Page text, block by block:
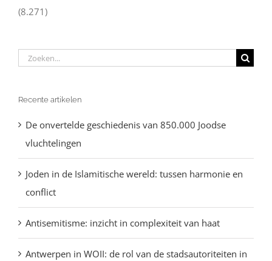
(8.271)
Zoeken
Recente artikelen
De onvertelde geschiedenis van 850.000 Joodse
vluchtelingen
Joden in de Islamitische wereld: tussen harmonie en
conflict
Antisemitisme: inzicht in complexiteit van haat
Antwerpen in WOII: de rol van de stadsautoriteiten in